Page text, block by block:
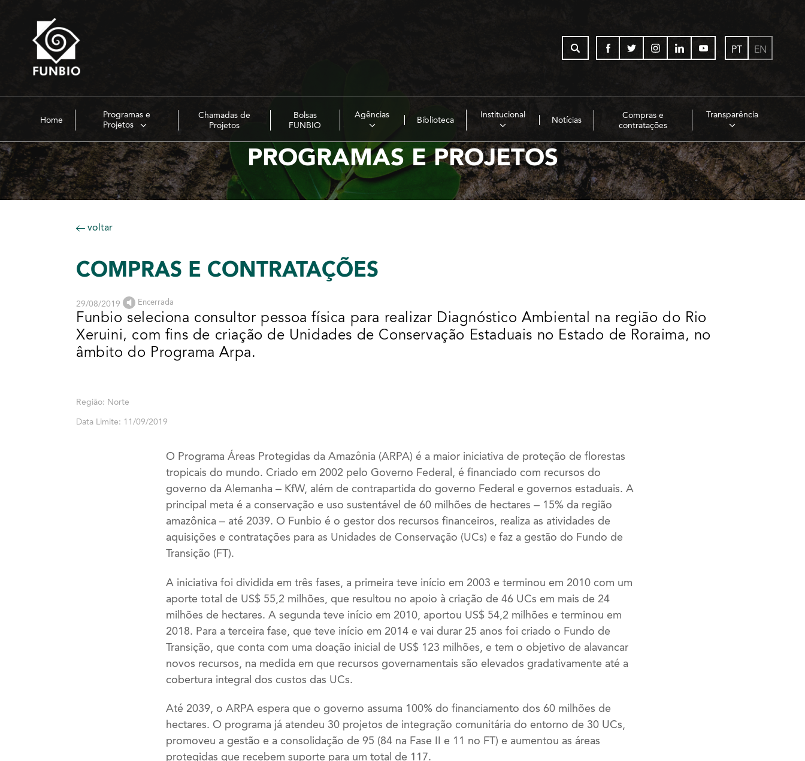
PT EN
Home
Programas e
Projetos
Chamadas de
Projetos
Bolsas
FUNBIO
Agências
Biblioteca
Institucional
Notícias
Compras e
contratações
Transparência
PROGRAMAS E PROJETOS
voltar
COMPRAS E CONTRATAÇÕES
29/08/2019 Encerrada
Funbio seleciona consultor pessoa física para realizar Diagnóstico Ambiental na região do Rio
Xeruini, com fins de criação de Unidades de Conservação Estaduais no Estado de Roraima, no
âmbito do Programa Arpa.
Região: Norte
Data Limite: 11/09/2019
O Programa Áreas Protegidas da Amazônia (ARPA) é a maior iniciativa de proteção de florestas
tropicais do mundo. Criado em 2002 pelo Governo Federal, é financiado com recursos do
governo da Alemanha – KfW, além de contrapartida do governo Federal e governos estaduais. A
principal meta é a conservação e uso sustentável de 60 milhões de hectares – 15% da região
amazônica – até 2039. O Funbio é o gestor dos recursos financeiros, realiza as atividades de
aquisições e contratações para as Unidades de Conservação (UCs) e faz a gestão do Fundo de
Transição (FT).
A iniciativa foi dividida em três fases, a primeira teve início em 2003 e terminou em 2010 com um
aporte total de US$ 55,2 milhões, que resultou no apoio à criação de 46 UCs em mais de 24
milhões de hectares. A segunda teve início em 2010, aportou US$ 54,2 milhões e terminou em
2018. Para a terceira fase, que teve início em 2014 e vai durar 25 anos foi criado o Fundo de
Transição, que conta com uma doação inicial de US$ 123 milhões, e tem o objetivo de alavancar
novos recursos, na medida em que recursos governamentais são elevados gradativamente até a
cobertura integral dos custos das UCs.
Até 2039, o ARPA espera que o governo assuma 100% do financiamento dos 60 milhões de
hectares. O programa já atendeu 30 projetos de integração comunitária do entorno de 30 UCs,
promoveu a gestão e a consolidação de 95 (84 na Fase II e 11 no FT) e aumentou as áreas
protegidas que recebem suporte para um total de 117.